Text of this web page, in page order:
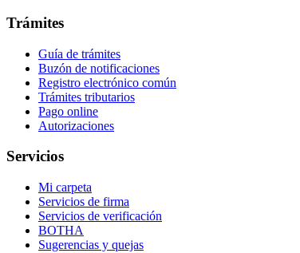
Trámites
Guía de trámites
Buzón de notificaciones
Registro electrónico común
Trámites tributarios
Pago online
Autorizaciones
Servicios
Mi carpeta
Servicios de firma
Servicios de verificación
BOTHA
Sugerencias y quejas